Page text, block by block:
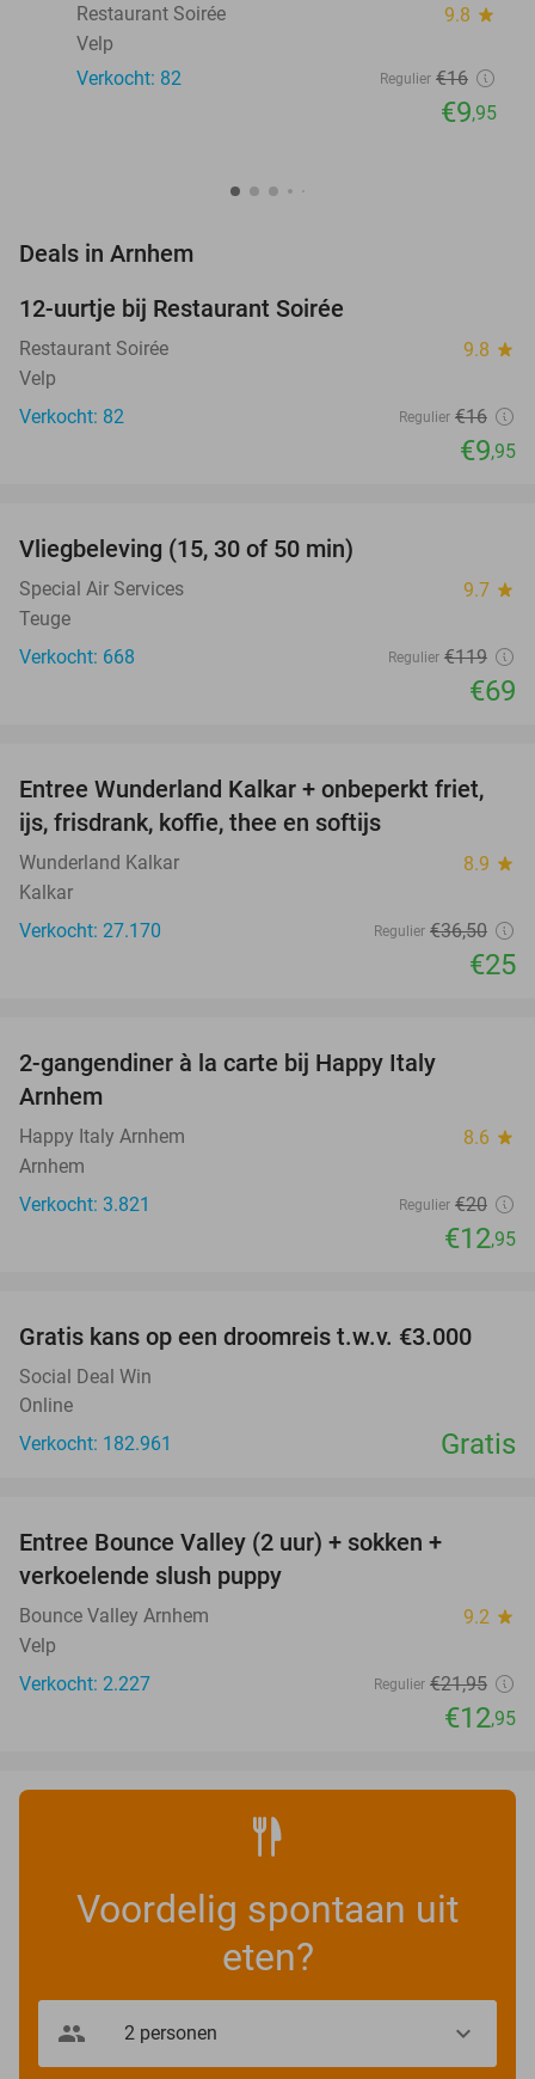
Restaurant Soirée
9.8 star
Velp
Verkocht: 82
Regulier €16
€9,95
Deals in Arnhem
12-uurtje bij Restaurant Soirée
Restaurant Soirée 9.8 star
Velp
Verkocht: 82
Regulier €16
€9,95
Vliegbeleving (15, 30 of 50 min)
Special Air Services 9.7 star
Teuge
Verkocht: 668
Regulier €119
€69
32%
Entree Wunderland Kalkar + onbeperkt friet,
ijs, frisdrank, koffie, thee en softijs
Wunderland Kalkar 8.9 star
Kalkar
Verkocht: 27.170
Regulier €36,50
€25
2-gangendiner à la carte bij Happy Italy
Arnhem
Happy Italy Arnhem 8.6 star
Arnhem
Verkocht: 3.821
Regulier €20
€12,95
Gratis kans op een droomreis t.w.v. €3.000
Social Deal Win
Online
Verkocht: 182.961
Gratis
Entree Bounce Valley (2 uur) + sokken +
verkoelende slush puppy
Bounce Valley Arnhem 9.2 star
Velp
Verkocht: 2.227
Regulier €21,95
€12,95
Voordelig spontaan uit
eten?